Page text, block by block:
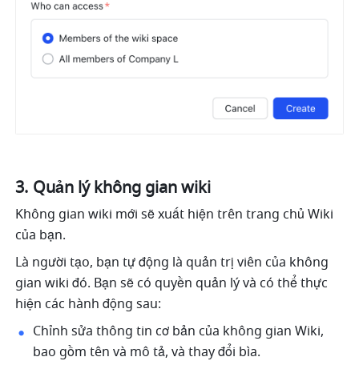
Quản lý không gian wiki
Không gian wiki mới sẽ xuất hiện trên trang chủ Wiki
của bạn.
Là người tạo, bạn tự động là quản trị viên của không
gian wiki đó. Bạn sẽ có quyền quản lý và có thể thực
hiện các hành động sau:
Chỉnh sửa thông tin cơ bản của không gian Wiki,
bao gồm tên và mô tả, và thay đổi bìa.